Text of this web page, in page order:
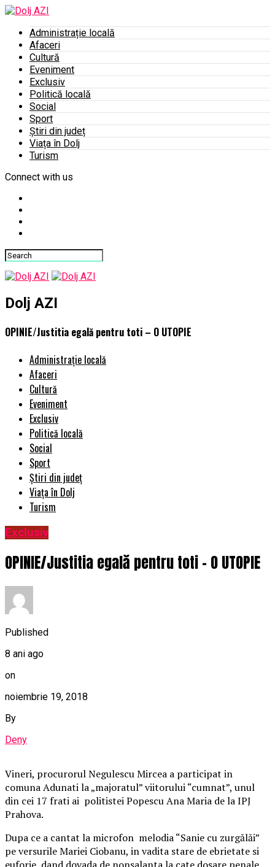
Administrație locală
Afaceri
Cultură
Eveniment
Exclusiv
Politică locală
Social
Sport
Știri din județ
Viața în Dolj
Turism
Connect with us
Dolj AZI
OPINIE/Justitia egală pentru toti – O UTOPIE
Administrație locală
Afaceri
Cultură
Eveniment
Exclusiv
Politică locală
Social
Sport
Știri din județ
Viața în Dolj
Turism
Exclusiv
OPINIE/Justitia egală pentru toti – O UTOPIE
Published
8 ani ago
on
noiembrie 19, 2018
By
Deny
Vineri, procurorul Negulescu Mircea a participat in
comuna Adunati la „majoratul” viitorului “cumnat”, unul
din cei 17 frati ai politistei Popescu Ana Maria de la IPJ
Prahova.
Dupa ce a cantat la microfon melodia “Sanie cu zurgălăi”
pe versurile Mariei Ciobanu, in vadita stare de ebrietate si